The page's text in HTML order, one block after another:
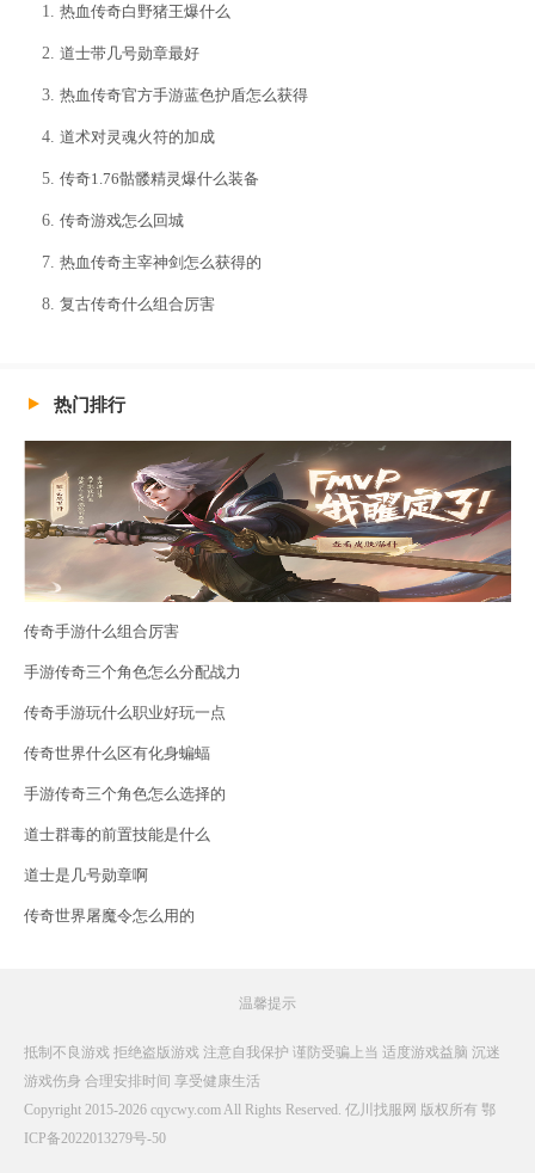
热血传奇白野猪王爆什么
道士带几号勋章最好
热血传奇官方手游蓝色护盾怎么获得
道术对灵魂火符的加成
传奇1.76骷髅精灵爆什么装备
传奇游戏怎么回城
热血传奇主宰神剑怎么获得的
复古传奇什么组合厉害
热门排行
传奇手游什么组合厉害
手游传奇三个角色怎么分配战力
传奇手游玩什么职业好玩一点
传奇世界什么区有化身蝙蝠
手游传奇三个角色怎么选择的
道士群毒的前置技能是什么
道士是几号勋章啊
传奇世界屠魔令怎么用的
温馨提示
抵制不良游戏 拒绝盗版游戏 注意自我保护 谨防受骗上当 适度游戏益脑 沉迷
游戏伤身 合理安排时间 享受健康生活
Copyright 2015-2026 cqycwy.com All Rights Reserved. 亿川找服网 版权所有 鄂
ICP备2022013279号-50